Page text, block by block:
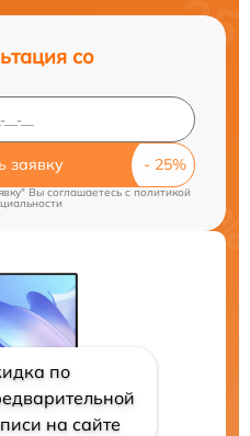
со
заявку
Вы соглашаетесь cполитикой
по
на сайте